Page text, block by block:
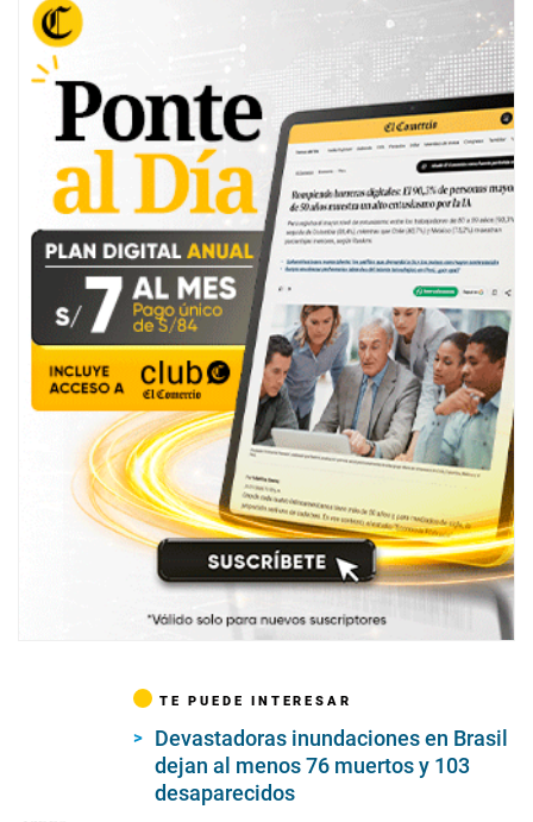
TE PUEDE INTERESAR
Devastadoras inundaciones en Brasil
dejan al menos 76 muertos y 103
desaparecidos